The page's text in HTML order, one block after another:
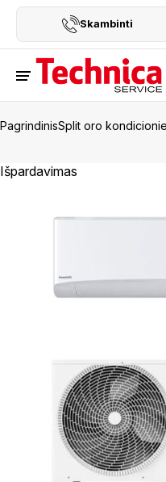
Skambinti
PagrindinisSplit oro
Išpardavimas